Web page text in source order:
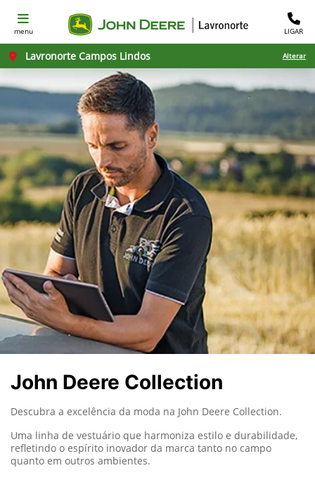
menu LIGAR
Lavronorte Campos Lindos Alterar
John Deere Collection
Descubra a excelência da moda na John Deere Collection.
Uma linha de vestuário que harmoniza estilo e durabilidade,
refletindo o espírito inovador da marca tanto no campo
quanto em outros ambientes.